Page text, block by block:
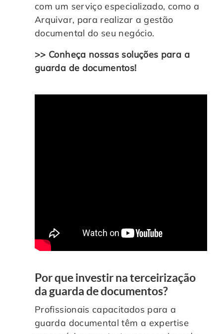
com um serviço especializado, como a
Arquivar, para realizar a gestão
documental do seu negócio.
>> Conheça nossas soluções para a
guarda de documentos!
Por que investir na terceirização
da guarda de documentos?
Profissionais capacitados para a
guarda documental têm a expertise